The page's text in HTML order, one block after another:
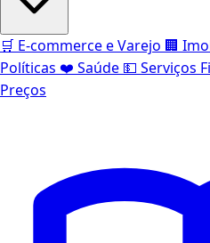
🛒 E-commerce e Varejo 🏢
Políticas ❤️ Saúde 💵 Serviços
Preços